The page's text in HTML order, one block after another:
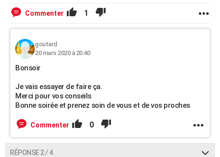
Commenter 1
goutard
20 mars 2020 à 20:40
Bonsoir
Je vais essayer de faire ça.
Merci pour vos conseils
Bonne soirée et prenez soin de vous et de vos proches
Commenter 0
RÉPONSE 2 / 4